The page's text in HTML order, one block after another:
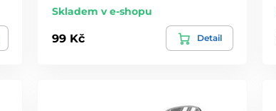
Skladem v e-shopu
99 Kč Detail